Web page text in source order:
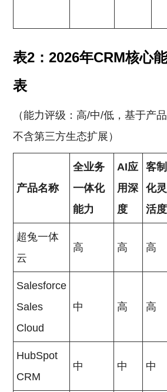
表2：2026年CRM核心
表
（能力评级：高/中/低，基于产
不含第三方生态扩展）
产品名称
全业务
一体化
能力
AI应
用深
度
客制
化灵
活度
超兔一体
云
高 高 高
Salesforce
Sales
Cloud
中 高 高
HubSpot
CRM
中 中 中